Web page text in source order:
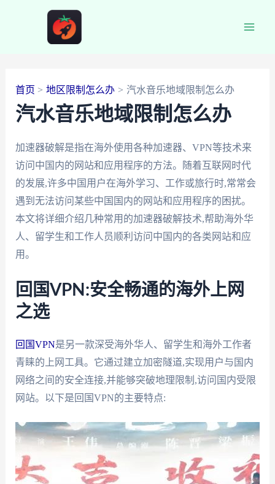
首页 地区限制怎么办 汽水音乐地域限制怎么办
汽水音乐地域限制怎么办
加速器破解是指在海外使用各种加速器、VPN等技术来
访问中国内的网站和应用程序的方法。随着互联网时代
的发展,许多中国用户在海外学习、工作或旅行时,常常会
遇到无法访问某些中国国内的网站和应用程序的困扰。
本文将详细介绍几种常用的加速器破解技术,帮助海外华
人、留学生和工作人员顺利访问中国内的各类网站和应
用。
回国VPN:安全畅通的海外上网
之选
回国VPN是另一款深受海外华人、留学生和海外工作者
青睐的上网工具。它通过建立加密隧道,实现用户与国内
网络之间的安全连接,并能够突破地理限制,访问国内受限
网站。以下是回国VPN的主要特点: